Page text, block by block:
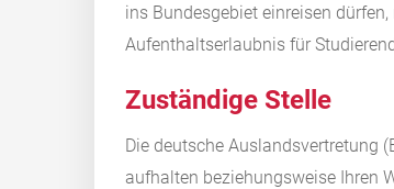
ins Bundesgebiet einreisen
Aufenthaltserlaubnis für
Zuständige Stelle
Die deutsche Auslandsvertretung
aufhalten beziehungsweise Ihren